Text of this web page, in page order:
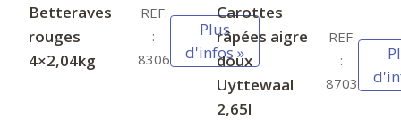
Betteraves
rouges
4×2,04kg
REF.
:
8306
Plus
d'infos »
Carottes
râpées aigre
doux
Uyttewaal
2,65l
REF.
:
8703